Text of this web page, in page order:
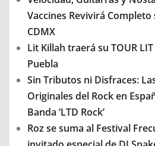
Vaccines Revivirá
CDMX
Lit Killah traerá su TOUR
Puebla
Sin Tributos ni Disfraces:
Originales del Rock en
Banda ‘LTD Rock’
Roz se suma al Festival